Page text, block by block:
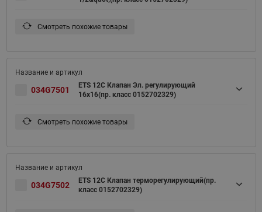
Смотреть похожие товары
034G7501
ETS 12C Клапан Эл. регулирующий
16x16(пр. класс 0152702329)
Смотреть похожие товары
034G7502
ETS 12C Клапан терморегулирующий(пр.
класс 0152702329)